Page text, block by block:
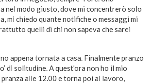
nel modo giusto, dove mi concentrerò solo
mi chiedo quante notifiche o messaggi mi
quelli di chi non sapeva che sarei
appena tornata a casa. Finalmente pranzo
di solitudine. A quest’ora non ho il mio
pranza alle 12.00 e torna poi al lavoro,